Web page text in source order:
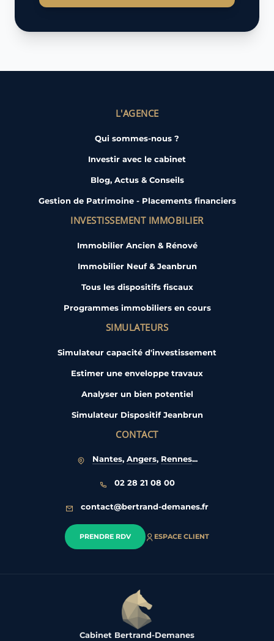
L'AGENCE
Qui sommes-nous ?
Investir avec le cabinet
Blog, Actus & Conseils
Gestion de Patrimoine - Placements financiers
INVESTISSEMENT IMMOBILIER
Immobilier Ancien & Rénové
Immobilier Neuf & Jeanbrun
Tous les dispositifs fiscaux
Programmes immobiliers en cours
SIMULATEURS
Simulateur capacité d'investissement
Estimer une enveloppe travaux
Analyser un bien potentiel
Simulateur Dispositif Jeanbrun
CONTACT
Nantes, Angers, Rennes...
02 28 21 08 00
contact@bertrand-demanes.fr
PRENDRE RDV ESPACE CLIENT
Cabinet Bertrand-Demanes